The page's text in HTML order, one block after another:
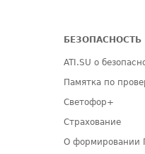
БЕЗОПАСНОСТЬ
ATI.SU о
Памятка по
Светофор+
Страхование
О формировании